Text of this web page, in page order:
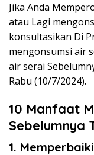
Jika Anda
atau Lagi
konsultasikan Di
mengonsumsi air
air serai
Rabu (10/7/2024).
10 Manfaat
Sebelumnya
1.